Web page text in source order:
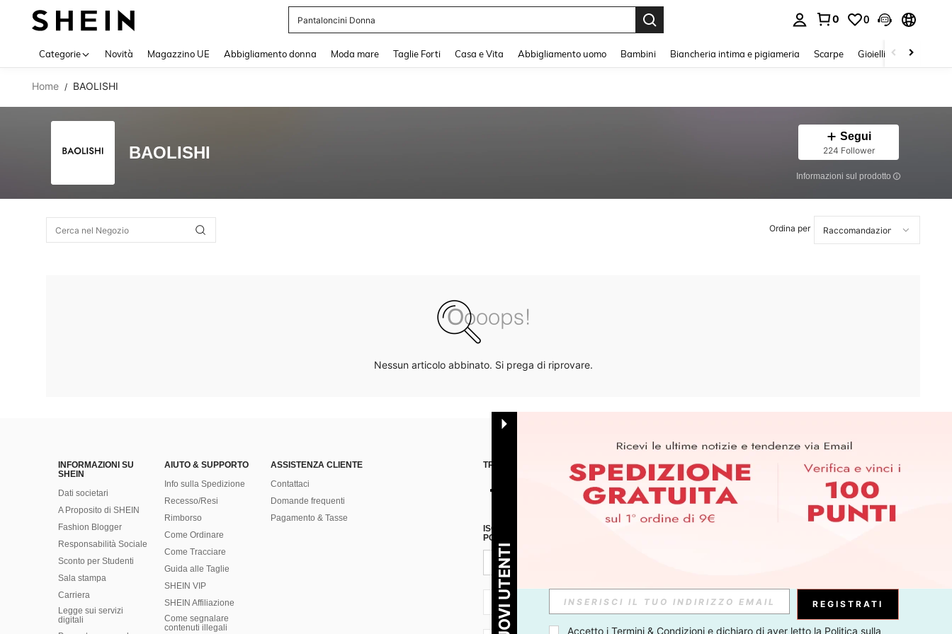
Pantaloncini Donna
0 0
Categorie Novità Magazzino UE Abbigliamento donna Moda mare Taglie Forti Casa e Vita Abbigliamento uomo Bambini Biancheria intima e pigiameria Scarpe Gioielli E Accessori
Home / BAOLISHI
BAOLISHI
Segui
224 Follower
Informazioni sul prodotto
Ordina per
Nessun articolo abbinato. Si prega di riprovare.
INFORMAZIONI SU
SHEIN
Dati societari
A Proposito di SHEIN
Fashion Blogger
Responsabilità Sociale
Sconto per Studenti
Sala stampa
Carriera
Legge sui servizi
digitali
AIUTO & SUPPORTO
Info sulla Spedizione
Recesso/Resi
Rimborso
Come Ordinare
Come Tracciare
Guida alle Taglie
SHEIN VIP
SHEIN Affiliazione
Come segnalare
contenuti illegali
ASSISTENZA CLIENTE
Contattaci
Domande frequenti
Pagamento & Tasse
TROVACI SU APP
ISCRIVITI ALLA NOSTRA NEWSLETTER PER SCOPRIRE LE ULTIME TENDENZE IN ANTEPRIMA! (È
POSSIBILE ANNULLARE LA SOTTOSCRIZIONE IN QUALSIASI MOMENTO).
IT + 39 Abbonati
REGISTRATI
Accetto i Termini & Condizioni e dichiaro di aver letto la Politica sulla